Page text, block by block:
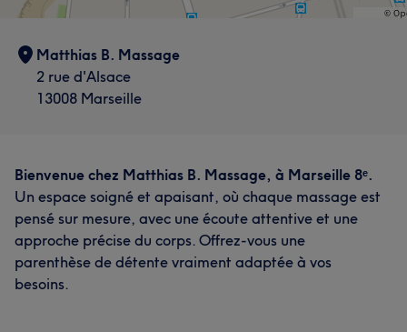
Matthias B. Massage
2 rue d'Alsace
13008 Marseille
Bienvenue chez Matthias B. Massage, à Marseille 8ᵉ.
Un espace soigné et apaisant, où chaque massage est
pensé sur mesure, avec une écoute attentive et une
approche précise du corps. Offrez-vous une
parenthèse de détente vraiment adaptée à vos
besoins.